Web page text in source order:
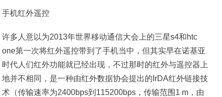
手机红外遥控
许多人意以为2013年世界移动通信大会上的三星s4和htc
one第一次将红外遥控带到了手机当中，但其实早在诺基亚
时代人们红外功能就已经出现，不过那时的红外与遥控器上
地并不相同，是一种由红外数据协会提出的IrDA红外链接技
术（传输速率为2400bps到115200bps，传输范围1 m，由